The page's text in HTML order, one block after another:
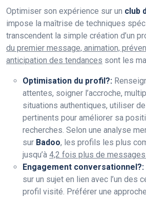
Optimiser son expérience sur un club
impose la maîtrise de techniques
transcendent la simple création d’un
du premier message, animation,
anticipation des tendances sont les
Optimisation du profil?:
attentes, soigner l’accroche,
situations authentiques, utiliser
pertinents pour améliorer sa
recherches. Selon une analyse
sur Badoo, les profils les plus
jusqu’à 4,2 fois plus de
Engagement conversationnel?:
sur un sujet en lien avec l’un des
profil visité. Préférer une